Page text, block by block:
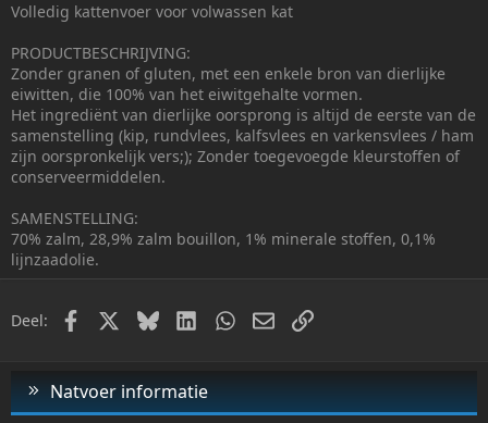
Volledig kattenvoer voor volwassen kat
PRODUCTBESCHRIJVING:
Zonder granen of gluten, met een enkele bron van dierlijke
eiwitten, die 100% van het eiwitgehalte vormen.
Het ingrediënt van dierlijke oorsprong is altijd de eerste van de
samenstelling (kip, rundvlees, kalfsvlees en varkensvlees / ham
zijn oorspronkelijk vers;); Zonder toegevoegde kleurstoffen of
conserveermiddelen.
SAMENSTELLING:
70% zalm, 28,9% zalm bouillon, 1% minerale stoffen, 0,1%
lijnzaadolie.
Deel: Facebook BlueskyLinkedInWhatsApp
E-mailLink
Natvoer informatie